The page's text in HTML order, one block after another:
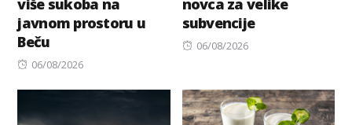
više sukoba na
javnom prostoru u
Beču
Posted
06/08/2026
novca za velike
subvencije
Posted
06/08/2026